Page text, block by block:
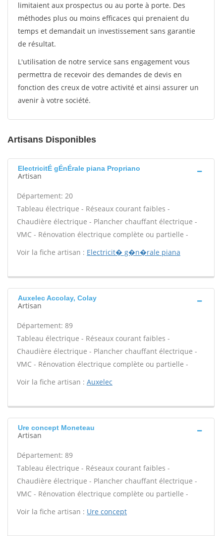
limitaient aux prospectus ou au porte à porte. Des
méthodes plus ou moins efficaces qui prenaient du
temps et demandait un investissement sans garantie
de résultat.
L'utilisation de notre service sans engagement vous
permettra de recevoir des demandes de devis en
fonction des creux de votre activité et ainsi assurer un
avenir à votre société.
Artisans Disponibles
ElectricitÉ gÉnÉrale piana Propriano
Artisan
Département: 20
Tableau électrique - Réseaux courant faibles -
Chaudière électrique - Plancher chauffant électrique -
VMC - Rénovation électrique complète ou partielle -
Voir la fiche artisan : Electricit� g�n�rale piana
Auxelec Accolay, Colay
Artisan
Département: 89
Tableau électrique - Réseaux courant faibles -
Chaudière électrique - Plancher chauffant électrique -
VMC - Rénovation électrique complète ou partielle -
Voir la fiche artisan : Auxelec
Ure concept Moneteau
Artisan
Département: 89
Tableau électrique - Réseaux courant faibles -
Chaudière électrique - Plancher chauffant électrique -
VMC - Rénovation électrique complète ou partielle -
Voir la fiche artisan : Ure concept